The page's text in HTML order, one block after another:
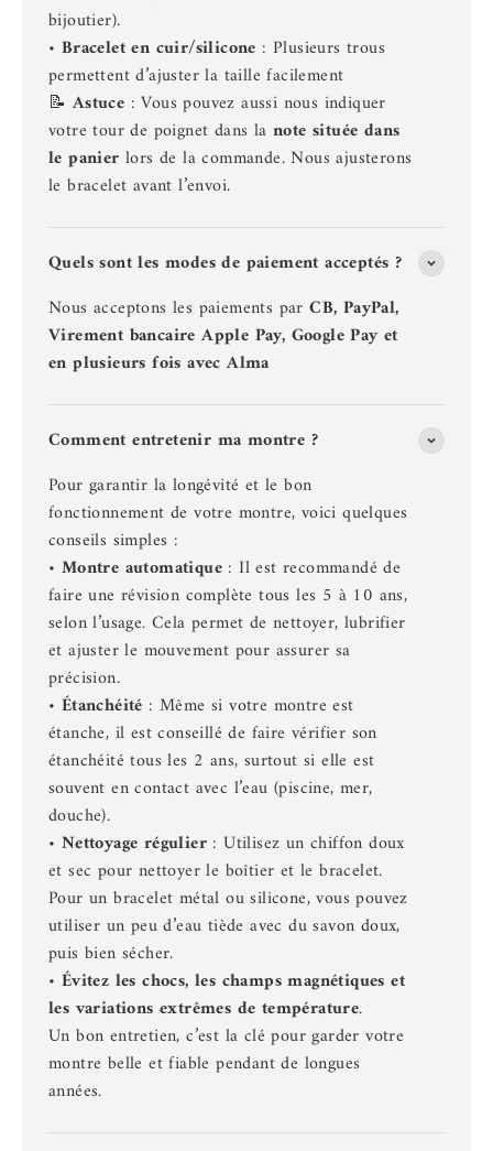
bijoutier).
• Bracelet en cuir/silicone : Plusieurs trous
permettent d’ajuster la taille facilement
📝 Astuce : Vous pouvez aussi nous indiquer
votre tour de poignet dans la note située dans
le panier lors de la commande. Nous ajusterons
le bracelet avant l’envoi.
Quels sont les modes de paiement acceptés ?
Nous acceptons les paiements parCB, PayPal,
Virement bancaire Apple Pay, Google Pay et
en plusieurs fois avec Alma
Comment entretenir ma montre ?
Pour garantir la longévité et le bon
fonctionnement de votre montre, voici quelques
conseils simples :
• Montre automatique : Il est recommandé de
faire une révision complète tous les 5 à 10 ans,
selon l’usage. Cela permet de nettoyer, lubrifier
et ajuster le mouvement pour assurer sa
précision.
• Étanchéité : Même si votre montre est
étanche, il est conseillé de faire vérifier son
étanchéité tous les 2 ans, surtout si elle est
souvent en contact avec l’eau (piscine, mer,
douche).
• Nettoyage régulier : Utilisez un chiffon doux
et sec pour nettoyer le boîtier et le bracelet.
Pour un bracelet métal ou silicone, vous pouvez
utiliser un peu d’eau tiède avec du savon doux,
puis bien sécher.
• Évitez les chocs, les champs magnétiques et
les variations extrêmes de température.
Un bon entretien, c’est la clé pour garder votre
montre belle et fiable pendant de longues
années.